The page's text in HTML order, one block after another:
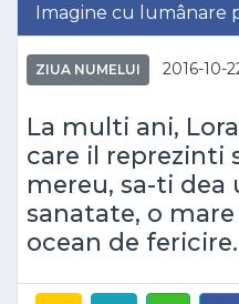
Imagine cu lumânare
ZIUA NUMELUI 2016-10-
La multi ani,
care il reprezinti
mereu, sa-ti
sanatate, o
ocean de fericire.